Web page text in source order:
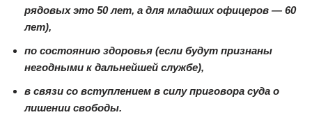
рядовых это 50 лет, а для младших офицеров — 60
лет),
по состоянию здоровья (если будут признаны
негодными к дальнейшей службе),
в связи со вступлением в силу приговора суда о
лишении свободы.